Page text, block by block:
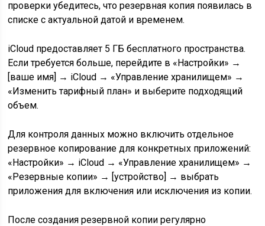
проверки убедитесь, что резервная копия появилась в
списке с актуальной датой и временем.
iCloud предоставляет 5 ГБ бесплатного пространства.
Если требуется больше, перейдите в «Настройки» →
[ваше имя] → iCloud → «Управление хранилищем» →
«Изменить тарифный план» и выберите подходящий
объем.
Для контроля данных можно включить отдельное
резервное копирование для конкретных приложений:
«Настройки» → iCloud → «Управление хранилищем» →
«Резервные копии» → [устройство] → выбрать
приложения для включения или исключения из копии.
После создания резервной копии регулярно